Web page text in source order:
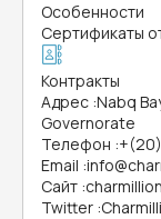
Особенности
Сертификаты
Контракты
Адрес :Nabq
Governorate
Телефон :
Email :
Сайт :
Twitter :